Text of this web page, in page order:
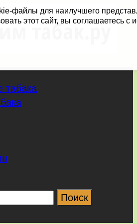
табака
файлы для наилучшего
этот сайт, вы соглашаетесь с